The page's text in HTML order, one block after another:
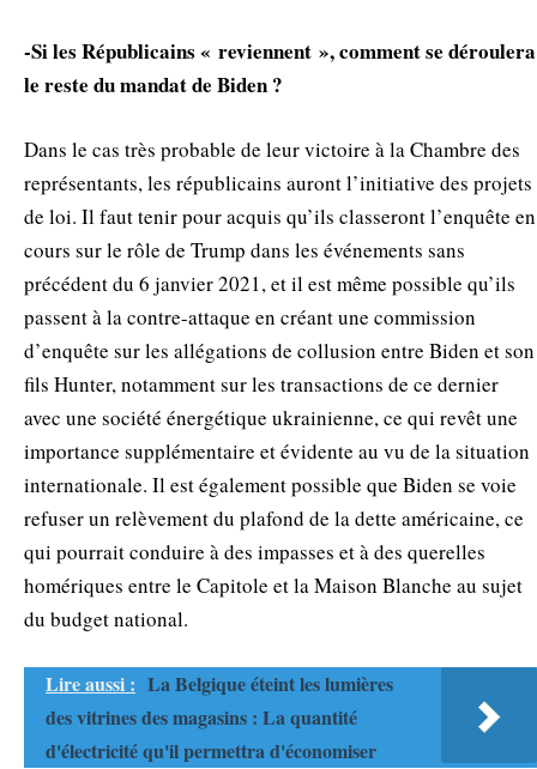
-Si les Républicains « reviennent », comment se déroulera
le reste du mandat de Biden ?
Dans le cas très probable de leur victoire à la Chambre des
représentants, les républicains auront l’initiative des projets
de loi. Il faut tenir pour acquis qu’ils classeront l’enquête en
cours sur le rôle de Trump dans les événements sans
précédent du 6 janvier 2021, et il est même possible qu’ils
passent à la contre-attaque en créant une commission
d’enquête sur les allégations de collusion entre Biden et son
fils Hunter, notamment sur les transactions de ce dernier
avec une société énergétique ukrainienne, ce qui revêt une
importance supplémentaire et évidente au vu de la situation
internationale. Il est également possible que Biden se voie
refuser un relèvement du plafond de la dette américaine, ce
qui pourrait conduire à des impasses et à des querelles
homériques entre le Capitole et la Maison Blanche au sujet
du budget national.
Lire aussi : La Belgique éteint les lumières
des vitrines des magasins : La quantité
d'électricité qu'il permettra d'économiser